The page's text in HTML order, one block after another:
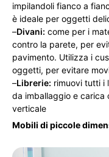
impilandoli fianco a
è ideale per oggetti
–Divani: come per i
contro la parete, per
pavimento. Utilizza i
oggetti, per evitare
–Librerie: rimuovi tutti i
da imballaggio e carica
verticale
Mobili di piccole